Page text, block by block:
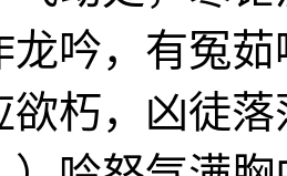
龙吟，有冤茹
欲朽，凶徒